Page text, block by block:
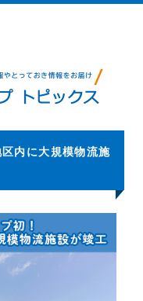
内に大規模物流施